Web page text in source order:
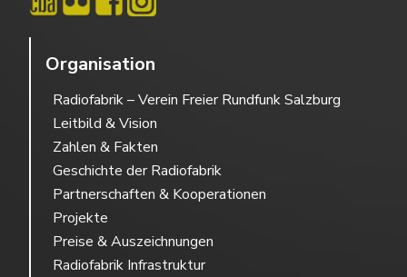
Organisation
Radiofabrik – Verein Freier Rundfunk Salzburg
Leitbild & Vision
Zahlen & Fakten
Geschichte der Radiofabrik
Partnerschaften & Kooperationen
Projekte
Preise & Auszeichnungen
Radiofabrik Infrastruktur